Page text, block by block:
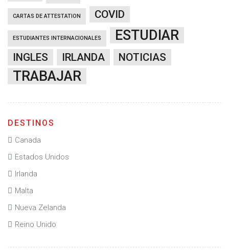
CARTAS DE ATTESTATION COVID
ESTUDIANTES INTERNACIONALES ESTUDIAR
INGLES IRLANDA NOTICIAS
TRABAJAR
DESTINOS
Canada
Estados Unidos
Irlanda
Malta
Nueva Zelanda
Reino Unido